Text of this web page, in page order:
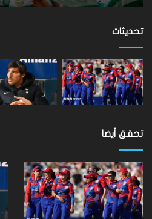
تفوتها
مستوى
العالم
تحديثات
تحقق أيضا